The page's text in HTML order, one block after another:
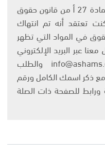
يتم الاستخدام المواد وفقًا للمادة 27 أ من قانون حقوق
2007، وإن كنت تعتقد أنه تم انتهاك
في المواد التي تظهر
عبر البريد الإلكتروني
على العنوان التالي: info@ashams.com والطلب
ذكر اسمك الكامل ورقم
للصفحة ذات الصلة